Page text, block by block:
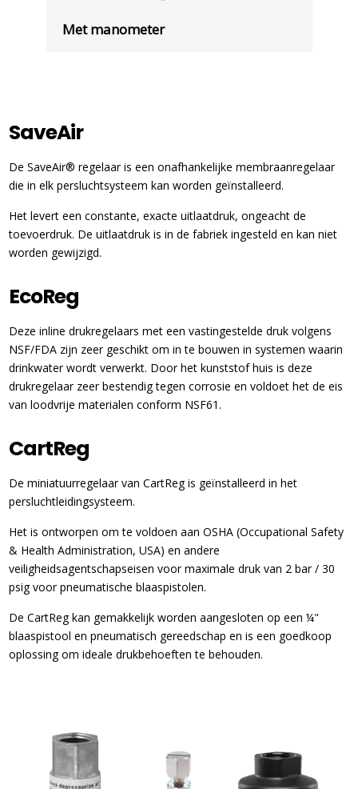
Met manometer
SaveAir
De SaveAir® regelaar is een onafhankelijke membraanregelaar
die in elk persluchtsysteem kan worden geïnstalleerd.
Het levert een constante, exacte uitlaatdruk, ongeacht de
toevoerdruk. De uitlaatdruk is in de fabriek ingesteld en kan niet
worden gewijzigd.
EcoReg
Deze inline drukregelaars met een vastingestelde druk volgens
NSF/FDA zijn zeer geschikt om in te bouwen in systemen waarin
drinkwater wordt verwerkt. Door het kunststof huis is deze
drukregelaar zeer bestendig tegen corrosie en voldoet het de eis
van loodvrije materialen conform NSF61.
CartReg
De miniatuurregelaar van CartReg is geïnstalleerd in het
persluchtleidingsysteem.
Het is ontworpen om te voldoen aan OSHA (Occupational Safety
& Health Administration, USA) en andere
veiligheidsagentschapseisen voor maximale druk van 2 bar / 30
psig voor pneumatische blaaspistolen.
De CartReg kan gemakkelijk worden aangesloten op een ¼"
blaaspistool en pneumatisch gereedschap en is een goedkoop
oplossing om ideale drukbehoeften te behouden.